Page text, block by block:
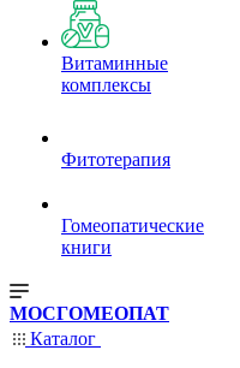
Витаминные
комплексы
Фитотерапия
Гомеопатические
книги
МОСГОМЕОПАТ
Каталог